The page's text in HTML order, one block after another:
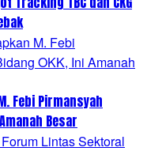
Febi Pirmansyah
Besar